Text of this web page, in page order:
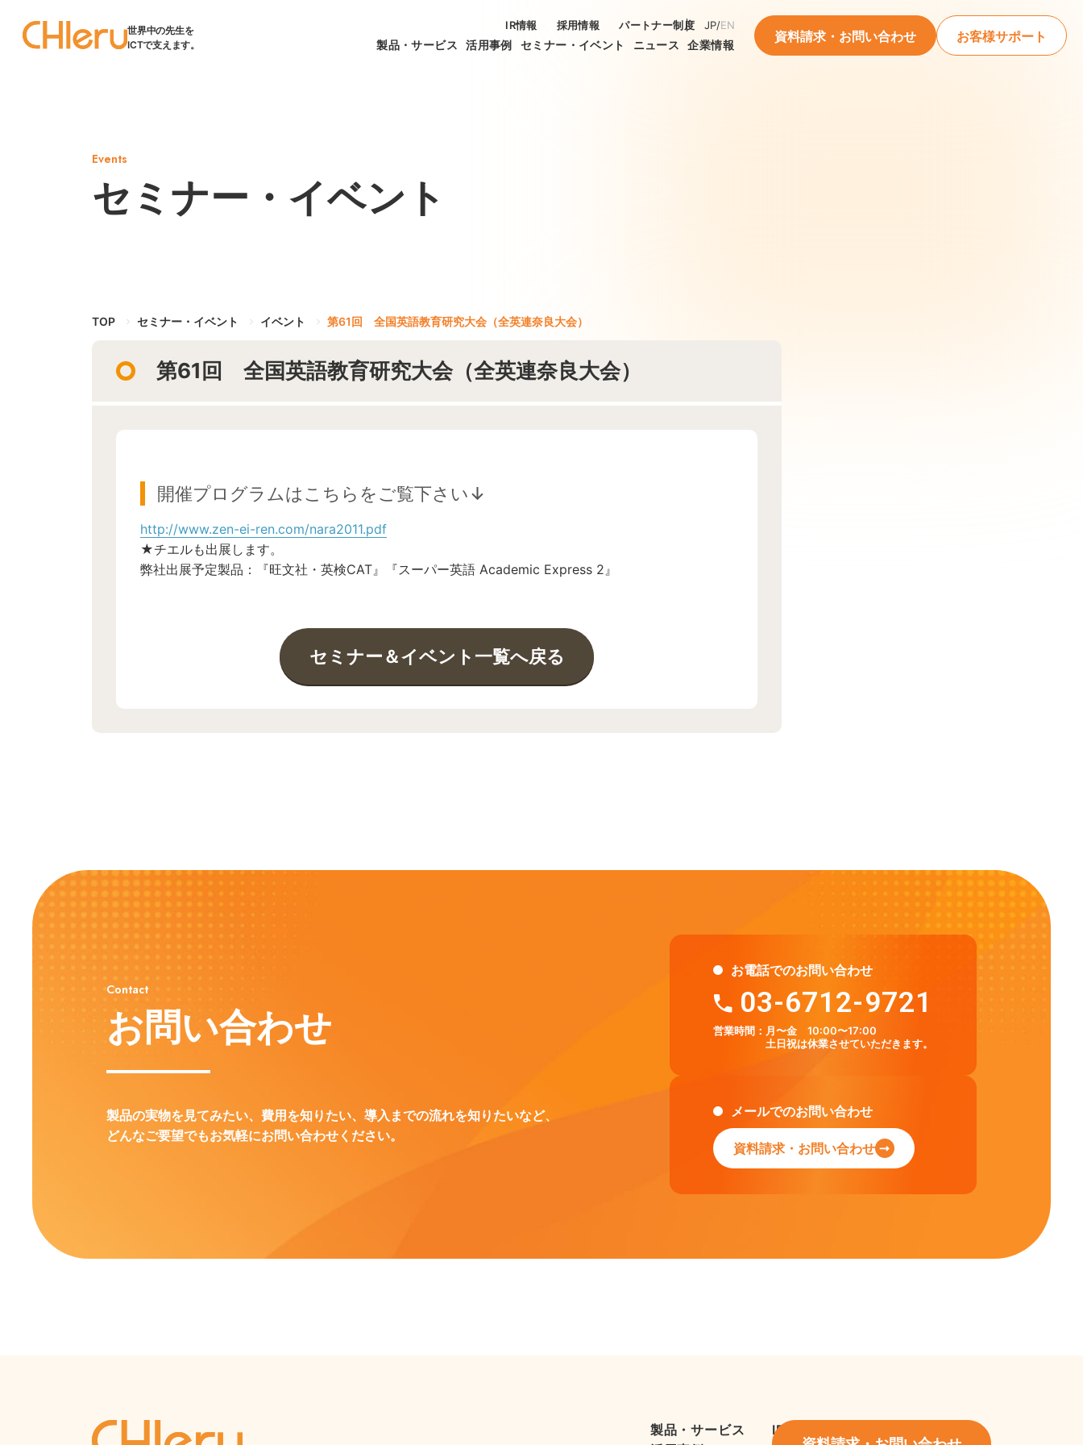
世界中の先生を
ICTで支えます。
製品・サービス 活用事例 セミナー・イベント ニュース 企業情報
IR情報 採用情報 パートナー制度 JP/EN
資料請求・お問い合わせ お客様サポート
Events
セミナー・イベント
TOP セミナー・イベント イベント 第61回 全国英語教育研究大会（全英連奈良大会）
第61回 全国英語教育研究大会（全英連奈良大会）
開催プログラムはこちらをご覧下さい↓
http://www.zen-ei-ren.com/nara2011.pdf
★チエルも出展します。
弊社出展予定製品：『旺文社・英検CAT』『スーパー英語 Academic Express 2』
セミナー＆イベント一覧へ戻る
Contact
お問い合わせ
製品の実物を見てみたい、費用を知りたい、導入までの流れを知りたいなど、
どんなご要望でもお気軽にお問い合わせください。
お電話でのお問い合わせ
03-6712-9721
営業時間： 月〜金 10:00〜17:00
土日祝は休業させていただきます。
メールでのお問い合わせ
資料請求・お問い合わせ
製品・サービス
IR情報